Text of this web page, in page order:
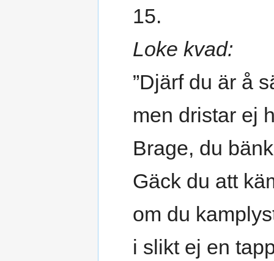
15.
Loke kvad:
”Djärf du är å
men dristar ej
Brage, du
Gäck du att
om du
i slikt ej en